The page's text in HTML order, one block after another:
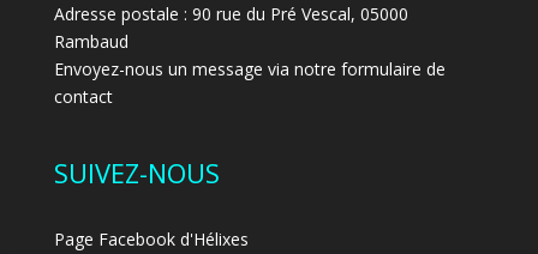
Adresse postale : 90 rue du Pré Vescal, 05000
Rambaud
Envoyez-nous un message via notre formulaire de
contact
SUIVEZ-NOUS
Page Facebook d'Hélixes